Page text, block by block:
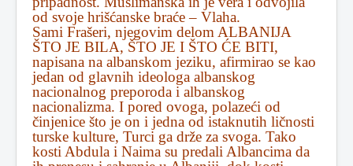
od svoje hrišćanske braće – Vlaha.
Sami Frašeri, njegovim delom ALBANIJA
ŠTO JE BILA, ŠTO JE I ŠTO ĆE BITI,
napisana na albanskom jeziku, afirmirao se kao
jedan od glavnih ideologa albanskog
nacionalnog preporoda i albanskog
nacionalizma. I pored ovoga, polazeći od
činjenice što je on i jedna od istaknutih ličnosti
turske kulture, Turci ga drže za svoga. Tako
kosti Abdula i Naima su predali Albancima da